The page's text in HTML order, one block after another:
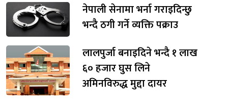
नेपाली सेनामा भर्ना गराइदिन्छु
भन्दै ठगी गर्ने व्यक्ति पक्राउ
लालपुर्जा बनाइदिने भन्दै १ लाख
६० हजार घुस लिने
अमिनविरुद्ध मुद्दा दायर